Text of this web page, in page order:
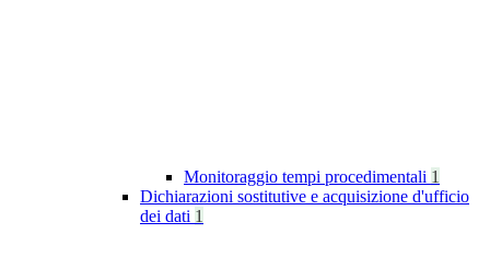
Monitoraggio tempi procedimentali 1
Dichiarazioni sostitutive e acquisizione d'ufficio
dei dati 1